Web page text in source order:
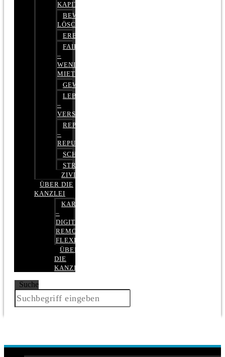
KAPITALMARKTRECHT
BEWERTUNGEN
LÖSCHEN
ERBRECHT
FAIRMIETEN
–
WENIGER
MIETE
GEWERBERECHT
LEBENSVERSICHERUNG
–
VERSICHERUNGSRECHT
REPUTATIONSRECHT
–
REPUTATIONSMANAGEMENT
SCHUFARECHT
STRAFRECHT
ZIVILRECHT
ÜBER DIE
KANZLEI
KARRIERE
–
DIGITAL,
REMOTE,
FLEXIBEL
ÜBER
DIE
KANZLEI
Suche